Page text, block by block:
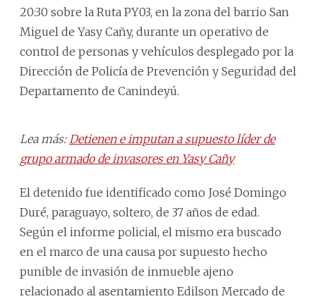
20:30 sobre la Ruta PY03, en la zona del barrio San
Miguel de Yasy Cañy, durante un operativo de
control de personas y vehículos desplegado por la
Dirección de Policía de Prevención y Seguridad del
Departamento de Canindeyú.
Lea más: Detienen e imputan a supuesto líder de
grupo armado de invasores en Yasy Cañy
El detenido fue identificado como José Domingo
Duré, paraguayo, soltero, de 37 años de edad.
Según el informe policial, el mismo era buscado
en el marco de una causa por supuesto hecho
punible de invasión de inmueble ajeno
relacionado al asentamiento Edilson Mercado de